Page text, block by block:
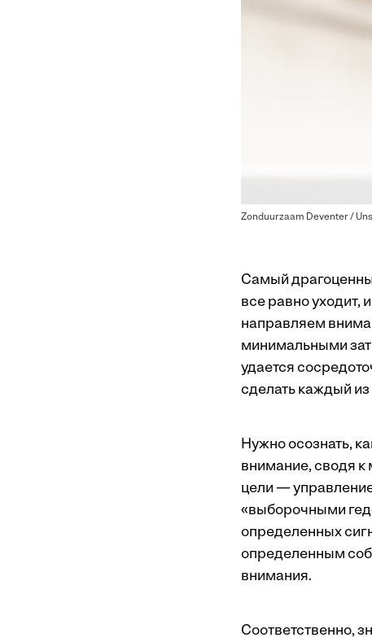
Zonduurzaam Deventer /
Самый
все равно уходит,
направляем
минимальными
удается
сделать каждый из
Нужно осознать,
внимание, сводя
цели —
«выборочными
определенных
определенным
внимания.
Соответственно,